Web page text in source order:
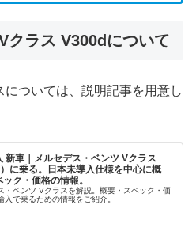
クラス V300dについて
については、説明記事を用意し
新車｜メルセデス・ベンツ Vクラス
）に乗る。日本未導入仕様を中心に概
ク・価格の情報。
・ベンツ Vクラスを解説。概要・スペック・価
入で乗るための情報をご紹介。